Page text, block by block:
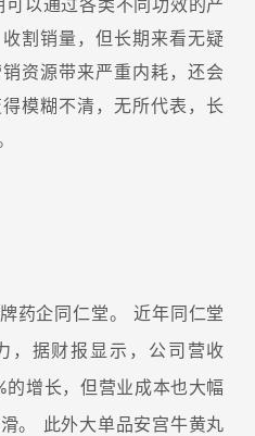
割销量，但长期来看无疑
资源带来严重内耗，还会
模糊不清，无所代表，长
药企同仁堂。近年同仁堂
，据财报显示，公司营收
增长，但营业成本也大幅
。
此外大单品安宫牛黄丸